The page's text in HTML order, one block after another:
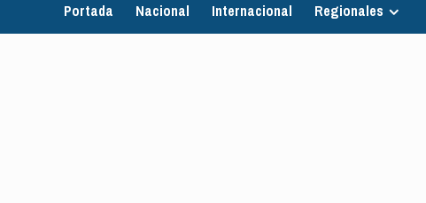
Portada Nacional Internacional Regionales